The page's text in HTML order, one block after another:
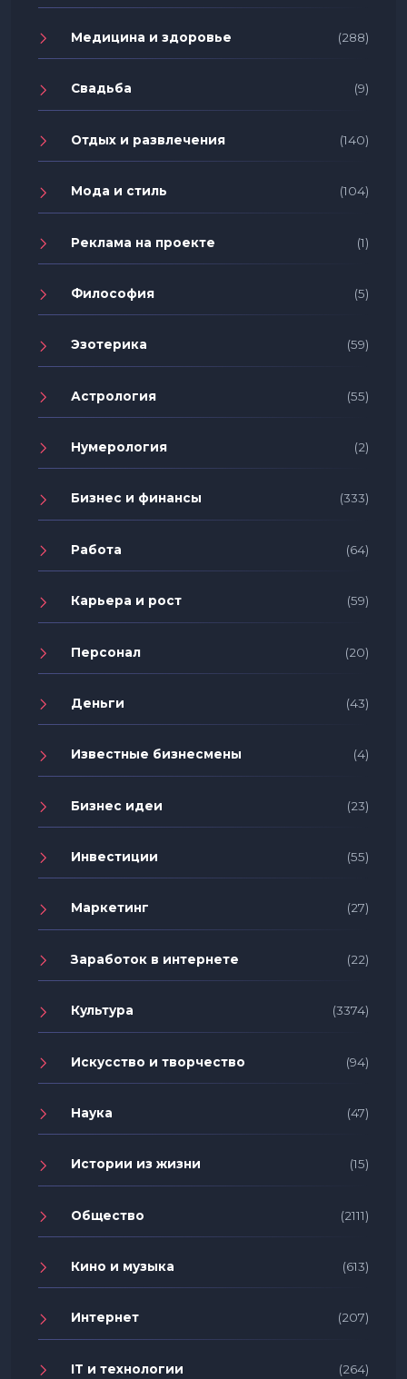
Медицина и здоровье (288)
Свадьба (9)
Отдых и развлечения (140)
Мода и стиль (104)
Реклама на проекте (1)
Философия (5)
Эзотерика (59)
Астрология (55)
Нумерология (2)
Бизнес и финансы (333)
Работа (64)
Карьера и рост (59)
Персонал (20)
Деньги (43)
Известные бизнесмены (4)
Бизнес идеи (23)
Инвестиции (55)
Маркетинг (27)
Заработок в интернете (22)
Культура (3374)
Искусство и творчество (94)
Наука (47)
Истории из жизни (15)
Общество (2111)
Кино и музыка (613)
Интернет (207)
IT и технологии (264)